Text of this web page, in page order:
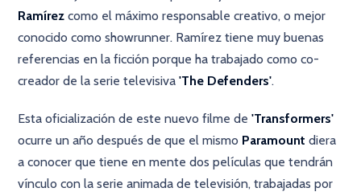
Ramírez como el máximo responsable creativo, o mejor
conocido como showrunner. Ramírez tiene muy buenas
referencias en la ficción porque ha trabajado como co-
creador de la serie televisiva'The Defenders'.
Esta oficialización de este nuevo filme de'Transformers'
ocurre un año después de que el mismo Paramountdiera
a conocer que tiene en mente dos películas que tendrán
vínculo con la serie animada de televisión, trabajadas por